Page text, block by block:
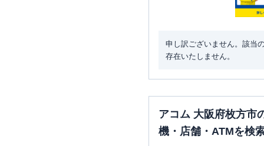
申し訳ございません。該当
存在いたしません。
アコム 大阪府枚方市
機・店舗・ATMを検